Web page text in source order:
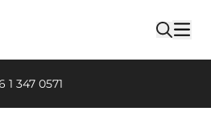
1 347 0571